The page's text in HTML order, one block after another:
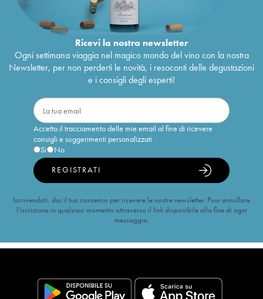
Ricevi la nostra newsletter
Ogni settimana viaggia nel magico mondo del vino con la nostra
Newsletter, per non perderti le novità, i resoconti delle degustazioni
e i consigli degli esperti!
Accetto il tracciamento delle mie email al fine di ricevere
consigli e suggerimenti personalizzati
Sì
No
REGISTRATI
Iscrivendoti, dai il tuo consenso per ricevere le nostre newsletter. Puoi annullare
l’iscrizione in qualsiasi momento attraverso il link disponibile alla fine di ogni
messaggio.